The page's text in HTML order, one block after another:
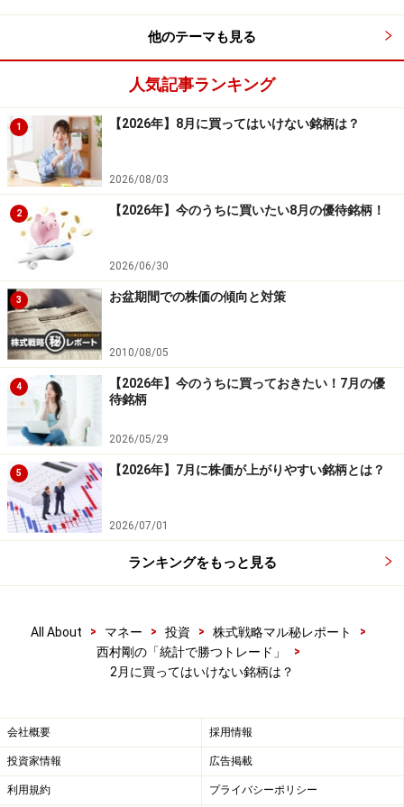
な検証をすれば、2月の投資戦略を考える上での有効な
判断材料の1つになるでしょう。また、過去の勝率が低
い市場の銘柄でトレードするよりも、成績が良好な市場
から銘柄を選定しトレードした方が、よりリスクを抑え
ることができるでしょう。
これらの数字はあくまでも過去の検証結果ですので、こ
れから先の未来でも同様の結果になる保証はありませ
ん。しかしながら、統計的な背景がある数字はカンより
もはるかに信ぴょう性が高いものです。みなさんも投資
する際には一度検証してくださいね。
【期間限定】今回の検証ができる株式投資ソフトのフリ
ー版を無料プレゼントします。こちらをクリックくださ
い
（このテーマでの検証については、
の達人】 を使って検証しています。記事の内容に関して
は万全を期しておりますが、その内容の正確性および安
全性、利用者にとっての有用性を保証するものではあり
ません。当社及び関係者は一切の責任を負わないものと
します。投資判断はご自身の責任でお願いします。）
他のテーマも見る
人気記事ランキング
1 【2026年】8月に買ってはいけない銘柄は？
2026/08/03
2 【2026年】今のうちに買いたい8月の優待銘柄！
2026/06/30
3 お盆期間での株価の傾向と対策
2010/08/05
4
【2026年】今のうちに買っておきたい！7月の優
待銘柄
2026/05/29
5 【2026年】7月に株価が上がりやすい銘柄とは？
2026/07/01
ランキングをもっと見る
All About > マネー > 投資 > 株式戦略マル秘レポート
>
西村剛の「統計で勝つトレード」
>
2月に買ってはいけない銘柄は？
会社概要 採用情報
投資家情報 広告掲載
利用規約 プライバシーポリシー